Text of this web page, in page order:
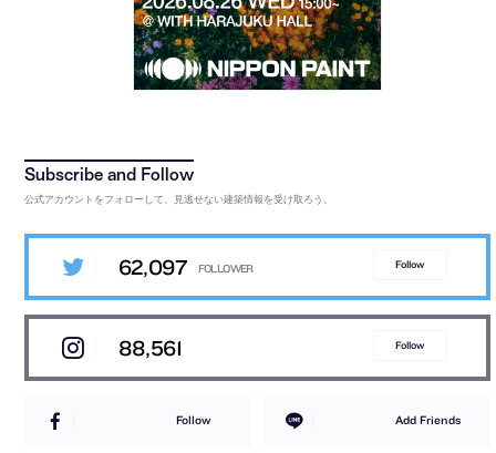
公式アカウントをフォローして、見逃せない建築情報を受け取ろう。
62,097 Follow
88,561 Follow
Follow Add Friends